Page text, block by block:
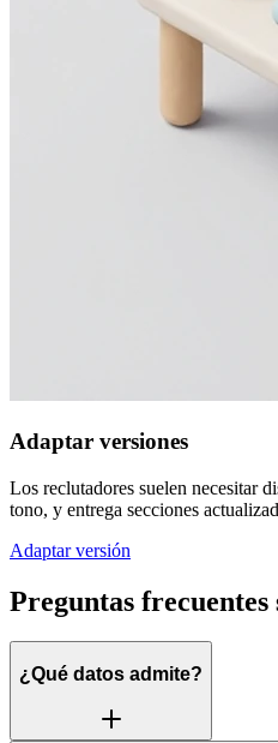
Adaptar versiones
Los reclutadores suelen necesitar
tono, y entrega secciones
Adaptar versión
Preguntas frecuentes
¿Qué datos admite?